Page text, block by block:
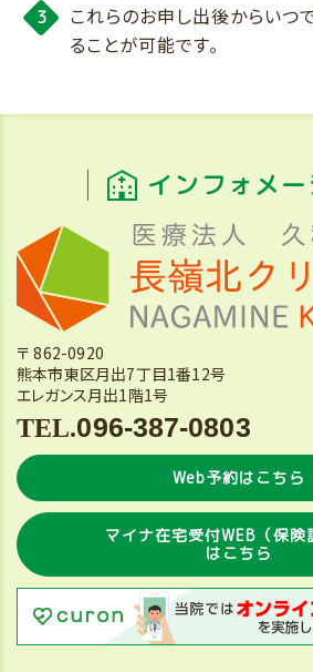
これらのお申し出後からいつ
ることが可能です。
インフォメ
〒 862-0920
熊本市東区月出7丁目1番12号
エレガンス月出1階1号
096-387-0803
Web予約はこちら
マイナ在宅受付WEB（保険
はこちら